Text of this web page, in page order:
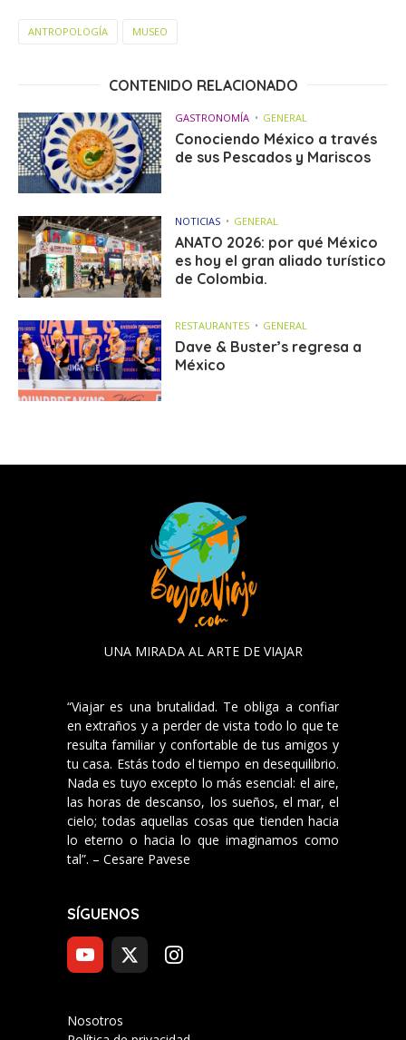
ANTROPOLOGÍA MUSEO
CONTENIDO RELACIONADO
GASTRONOMÍA GENERAL
Conociendo México a través
de sus Pescados y Mariscos
NOTICIAS GENERAL
ANATO 2026: por qué México
es hoy el gran aliado turístico
de Colombia.
RESTAURANTES GENERAL
Dave & Buster’s regresa a
México
UNA MIRADA AL ARTE DE VIAJAR
“Viajar es una brutalidad. Te obliga a confiar
en extraños y a perder de vista todo lo que te
resulta familiar y confortable de tus amigos y
tu casa. Estás todo el tiempo en desequilibrio.
Nada es tuyo excepto lo más esencial: el aire,
las horas de descanso, los sueños, el mar, el
cielo; todas aquellas cosas que tienden hacia
lo eterno o hacia lo que imaginamos como
tal”. – Cesare Pavese
SÍGUENOS
Nosotros